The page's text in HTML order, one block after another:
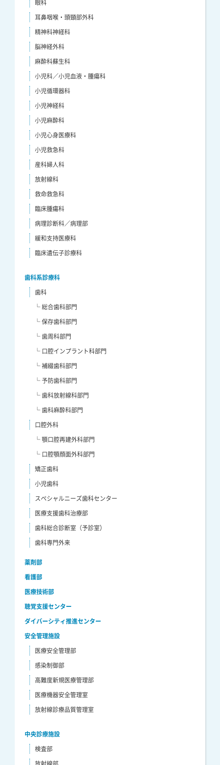
眼科
耳鼻咽喉・頭頸部外科
精神科神経科
脳神経外科
麻酔科蘇生科
小児科／小児血液・腫瘍科
小児循環器科
小児神経科
小児麻酔科
小児心身医療科
小児救急科
産科婦人科
放射線科
救命救急科
臨床腫瘍科
病理診断科／病理部
緩和支持医療科
臨床遺伝子診療科
歯科系診療科
歯科
└ 総合歯科部門
└ 保存歯科部門
└ 歯周科部門
└ 口腔インプラント科部門
└ 補綴歯科部門
└ 予防歯科部門
└ 歯科放射線科部門
└ 歯科麻酔科部門
口腔外科
└ 顎口腔再建外科部門
└ 口腔顎顔面外科部門
矯正歯科
小児歯科
スペシャルニーズ歯科センター
医療支援歯科治療部
歯科総合診断室（予診室）
歯科専門外来
薬剤部
看護部
医療技術部
聴覚支援センター
ダイバーシティ推進センター
安全管理施設
医療安全管理部
感染制御部
高難度新規医療管理部
医療機器安全管理室
放射線診療品質管理室
中央診療施設
検査部